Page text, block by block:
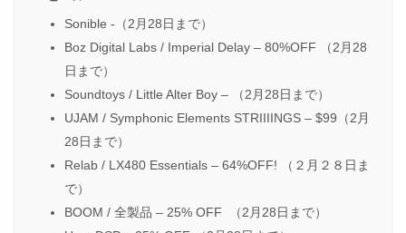
Sonible -（2月28日まで）
Boz Digital Labs / Imperial Delay – 80%OFF （2月28
日まで）
Soundtoys / Little Alter Boy – （2月28日まで）
UJAM / Symphonic Elements STRIIIINGS – $99（2月
28日まで）
Relab / LX480 Essentials – 64%OFF! （２月２８日ま
で）
BOOM / 全製品 – 25% OFF （2月28日まで）